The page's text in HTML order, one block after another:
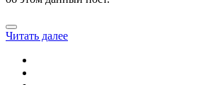
Читать далее